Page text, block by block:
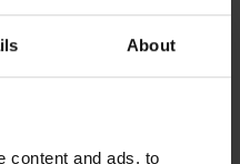
About
content and ads, to
hjerne reagerer på
generel forståelse af
mener forskerne bag
forskningen en mere